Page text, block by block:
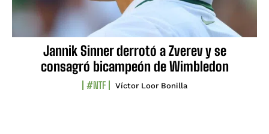
Jannik Sinner derrotó a Zverev y se
consagró bicampeón de Wimbledon
#NTF Víctor Loor Bonilla